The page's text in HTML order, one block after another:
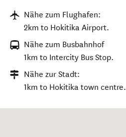
Nähe zum Flughafen:
2km to Hokitika Airport.
Nähe zum Busbahnhof
1km to Intercity Bus Stop.
Nähe zur Stadt:
1km to Hokitika town centre.